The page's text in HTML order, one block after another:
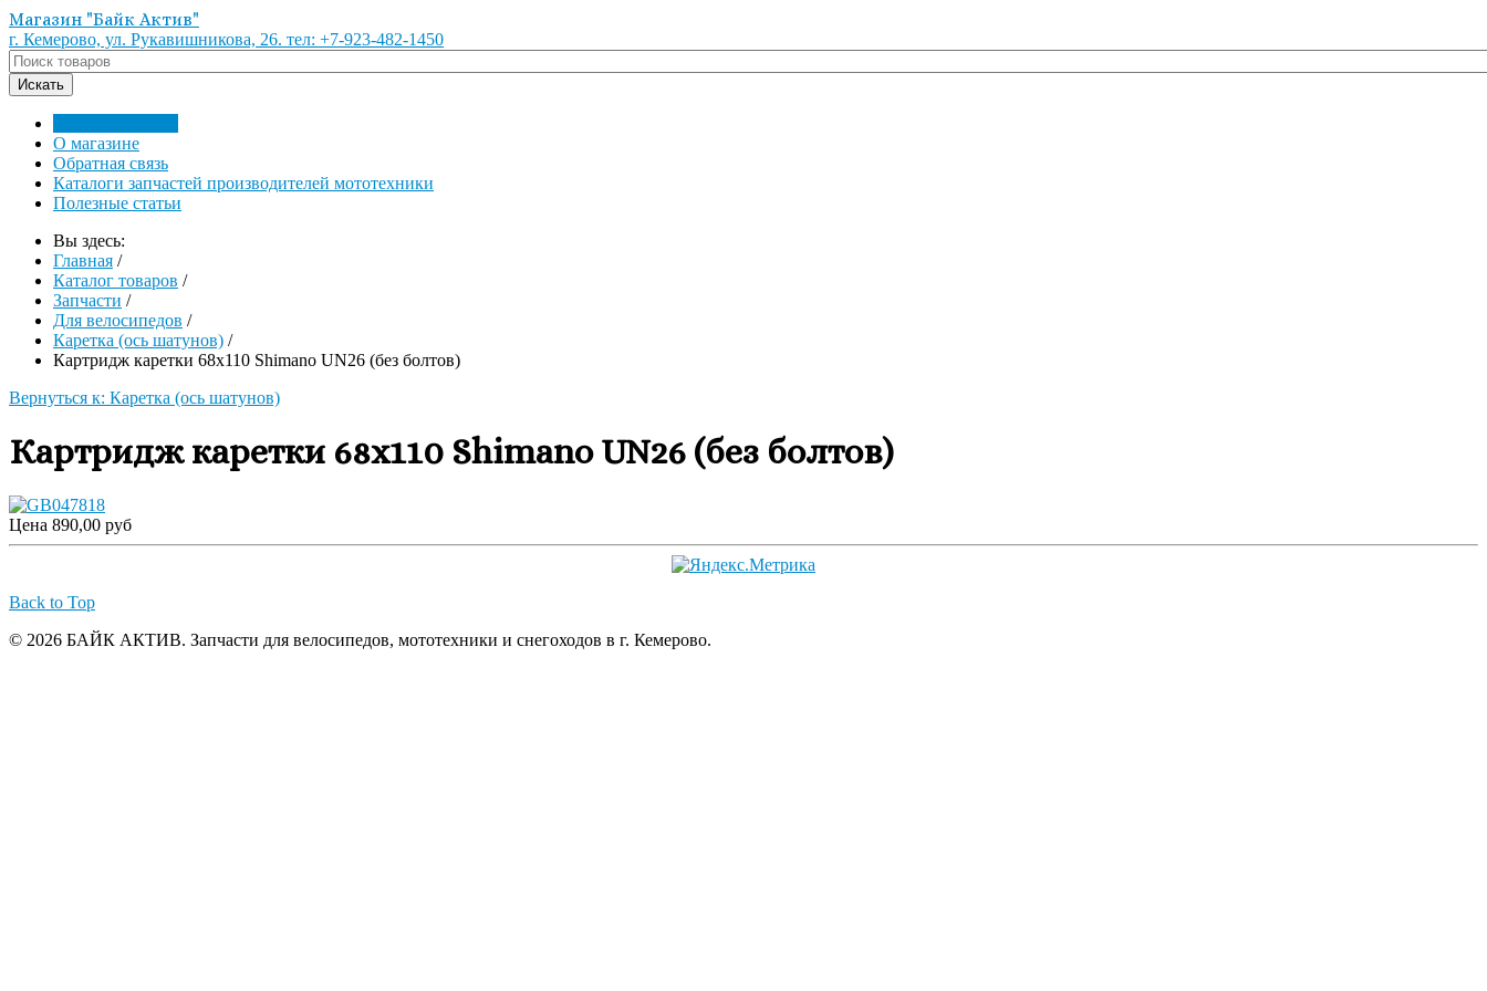
Магазин "Байк Актив"
г. Кемерово, ул. Рукавишникова, 26. тел: +7-923-482-1450
О магазине
Обратная связь
Каталоги запчастей производителей мототехники
Полезные статьи
Вы здесь:
Главная /
Каталог товаров /
Запчасти /
Для велосипедов /
Каретка (ось шатунов) /
Картридж каретки 68х110 Shimano UN26 (без болтов)
Вернуться к: Каретка (ось шатунов)
Картридж каретки 68х110 Shimano UN26 (без болтов)
Цена 890,00 руб
Back to Top
© 2026 БАЙК АКТИВ. Запчасти для велосипедов, мототехники и снегоходов в г. Кемерово.